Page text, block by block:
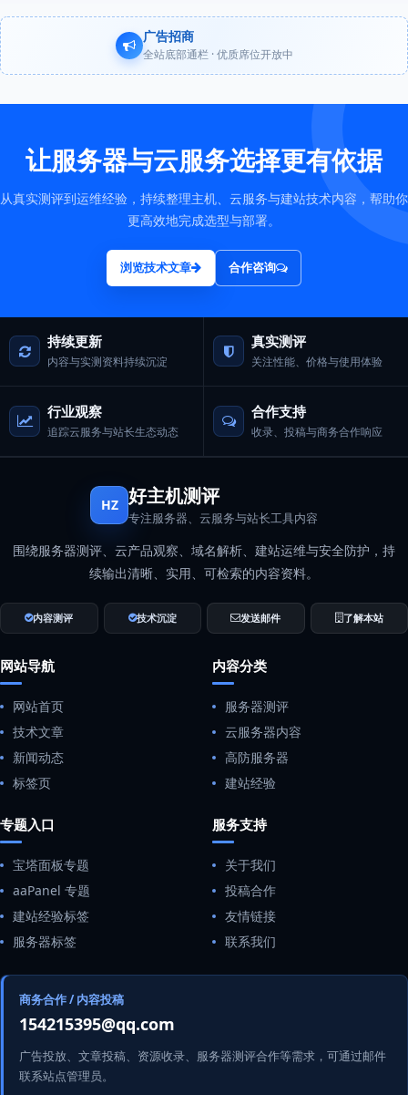
广告招商
全站底部通栏 · 优质席位开放中
让服务器与云服务选择更有依据
从真实测评到运维经验，持续整理主机、云服务与建站技术内容，帮助你
更高效地完成选型与部署。
浏览技术文章 合作咨询
持续更新
内容与实测资料持续沉淀
真实测评
关注性能、价格与使用体验
行业观察
追踪云服务与站长生态动态
合作支持
收录、投稿与商务合作响应
HZ 好主机测评
专注服务器、云服务与站长工具内容
围绕服务器测评、云产品观察、域名解析、建站运维与安全防护，持
续输出清晰、实用、可检索的内容资料。
内容测评 技术沉淀 发送邮件 了解本站
网站导航
网站首页
技术文章
新闻动态
标签页
内容分类
服务器测评
云服务器内容
高防服务器
建站经验
专题入口
宝塔面板专题
aaPanel 专题
建站经验标签
服务器标签
服务支持
关于我们
投稿合作
友情链接
联系我们
商务合作 / 内容投稿
154215395@qq.com
广告投放、文章投稿、资源收录、服务器测评合作等需求，可通过邮件
联系站点管理员。